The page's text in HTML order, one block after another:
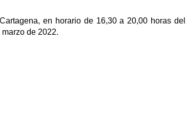
en horario de 16,30 a 20,00 horas del
de 2022.